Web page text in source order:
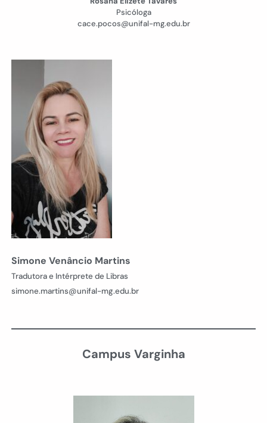
Psicóloga
cace.pocos@unifal-mg.edu.br
Simone Venâncio Martins
Tradutora e Intérprete de Libras
simone.martins@unifal-mg.edu.br
Campus Varginha